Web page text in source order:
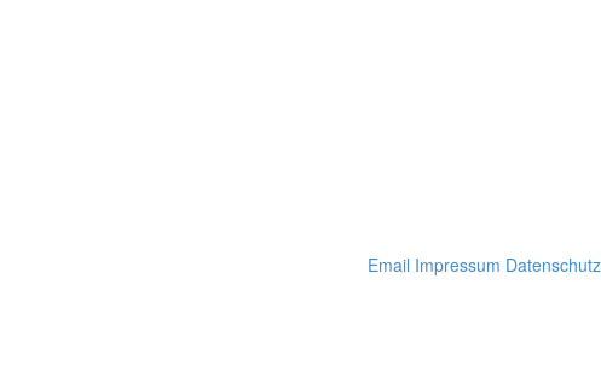
Email Impressum Datenschutz